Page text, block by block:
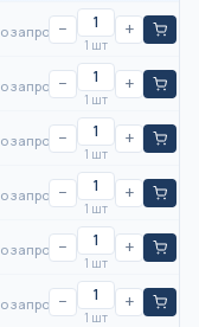
запросу
−
1 шт
+
запросу
−
1 шт
+
запросу
−
1 шт
+
запросу
−
1 шт
+
запросу
−
1 шт
+
запросу
−
1 шт
+